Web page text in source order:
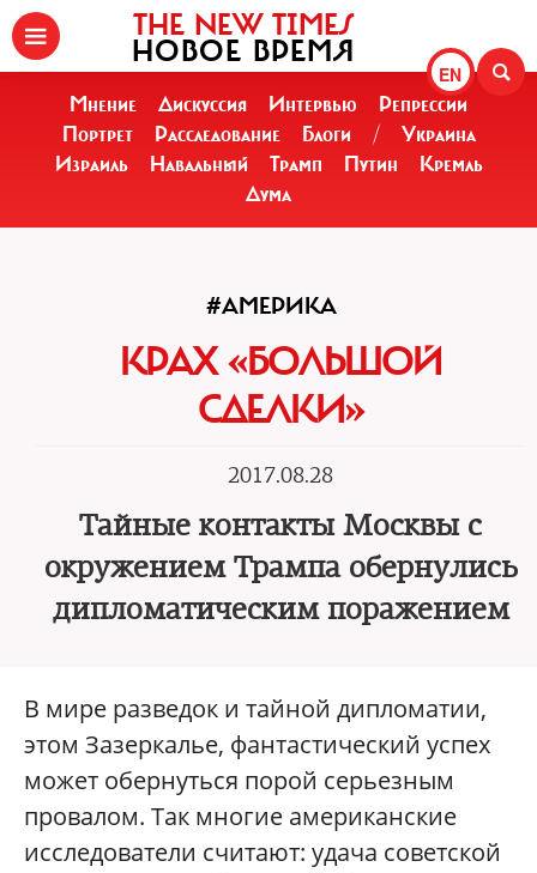
EN
THE NEW TIMES
НОВОЕ ВРЕМЯ
Мнение Дискуссия Интервью
Репрессии
Портрет
Расследование Блоги /
Украина
Израиль
Навальный Трамп Путин
Кремль
Дума
#АМЕРИКА
КРАХ «БОЛЬШОЙ
СДЕЛКИ»
2017.08.28
Тайные контакты Москвы с
окружением Трампа обернулись
дипломатическим поражением
В мире разведок и тайной дипломатии,
этом Зазеркалье, фантастический успех
может обернуться порой серьезным
провалом. Так многие американские
исследователи считают: удача советской